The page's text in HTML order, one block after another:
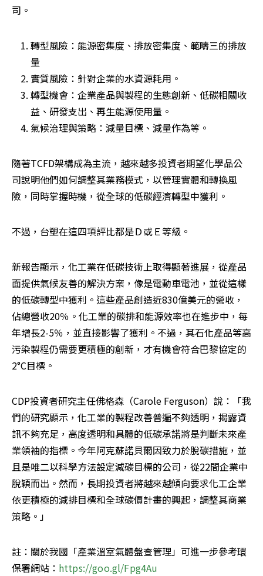
司。
轉型風險：能源密集度、排放密集度、範疇三的排放
量
實質風險：針對企業的水資源耗用。
轉型機會：企業產品與製程的生態創新、低碳相關收
益、研發支出、再生能源使用量。
氣候治理與策略：減量目標、減量作為等。
隨著TCFD架構成為主流，越來越多投資者期望化學品公
司說明他們如何調整其業務模式，以管理實體和轉換風
險，同時掌握時機，從全球的低碳經濟轉型中獲利。
不過，台塑在這四項評比都是Ｄ或Ｅ等級。
新報告顯示，化工業在低碳技術上取得顯著進展，從產品
面提供氣候友善的解決方案，像是電動車電池，並從這樣
的低碳轉型中獲利。這些產品創造近830億美元的營收，
佔總營收20％。化工業的碳排和能源效率也在進步中，每
年增長2-5％，並直接影響了獲利。不過，其石化產品等高
污染製程仍需要更積極的創新，才有機會符合巴黎協定的
2°C目標。
CDP投資者研究主任佛格森（Carole Ferguson）說：「我
們的研究顯示，化工業的製程改善普遍不夠透明，揭露資
訊不夠充足，高度透明和具體的低碳承諾將是判斷未來產
業領袖的指標。今年阿克蘇諾貝爾因致力於脫碳措施，並
且是唯二以科學方法設定減碳目標的公司，從22間企業中
脫穎而出。然而，長期投資者將越來越傾向要求化工企業
依更積極的減排目標和全球碳價計畫的興起，調整其商業
策略。」
註：關於我國「產業溫室氣體盤查管理」可進一步參考環
保署網站： https://goo.gl/Fpg4Au